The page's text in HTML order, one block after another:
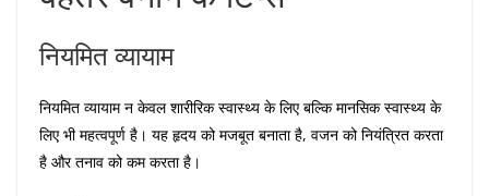
नियमित व्यायाम
नियमित व्यायाम न केवल शारीरिक स्वास्थ्य के लिए बल्कि मानसिक स्वास्थ्य के
लिए भी महत्वपूर्ण है। यह हृदय को मजबूत बनाता है, वजन को नियंत्रित करता
है और तनाव को कम करता है।